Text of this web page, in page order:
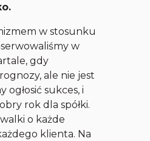
w stosunku
w
gdy
ale nie jest
ogłosić sukces, i
rok dla spółki.
o każde
klienta. Na